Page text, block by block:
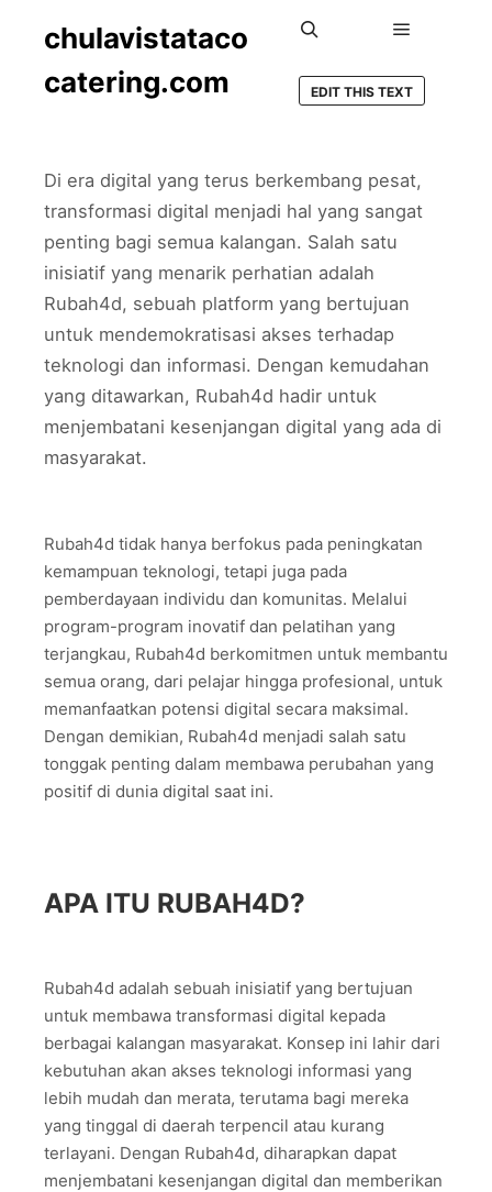
chulavistataco
catering.com
EDIT THIS TEXT
Di era digital yang terus berkembang pesat,
transformasi digital menjadi hal yang sangat
penting bagi semua kalangan. Salah satu
inisiatif yang menarik perhatian adalah
Rubah4d, sebuah platform yang bertujuan
untuk mendemokratisasi akses terhadap
teknologi dan informasi. Dengan kemudahan
yang ditawarkan, Rubah4d hadir untuk
menjembatani kesenjangan digital yang ada di
masyarakat.
Rubah4d tidak hanya berfokus pada peningkatan
kemampuan teknologi, tetapi juga pada
pemberdayaan individu dan komunitas. Melalui
program-program inovatif dan pelatihan yang
terjangkau, Rubah4d berkomitmen untuk membantu
semua orang, dari pelajar hingga profesional, untuk
memanfaatkan potensi digital secara maksimal.
Dengan demikian, Rubah4d menjadi salah satu
tonggak penting dalam membawa perubahan yang
positif di dunia digital saat ini.
APA ITU RUBAH4D?
Rubah4d adalah sebuah inisiatif yang bertujuan
untuk membawa transformasi digital kepada
berbagai kalangan masyarakat. Konsep ini lahir dari
kebutuhan akan akses teknologi informasi yang
lebih mudah dan merata, terutama bagi mereka
yang tinggal di daerah terpencil atau kurang
terlayani. Dengan Rubah4d, diharapkan dapat
menjembatani kesenjangan digital dan memberikan